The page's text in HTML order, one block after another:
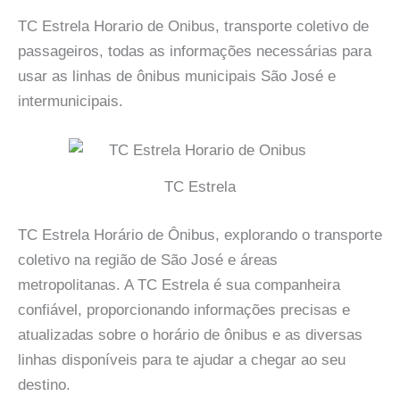
TC Estrela Horario de Onibus, transporte coletivo de
passageiros, todas as informações necessárias para
usar as linhas de ônibus municipais São José e
intermunicipais.
TC Estrela
TC Estrela Horário de Ônibus, explorando o transporte
coletivo na região de São José e áreas
metropolitanas. A TC Estrela é sua companheira
confiável, proporcionando informações precisas e
atualizadas sobre o horário de ônibus e as diversas
linhas disponíveis para te ajudar a chegar ao seu
destino.